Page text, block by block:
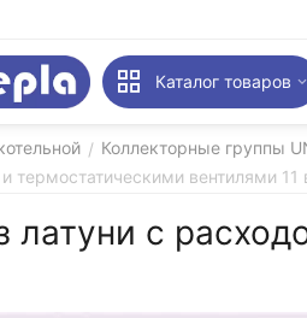
Каталог товаров
/ Коллекторные группы
термостатическими вентилями 11
латуни с